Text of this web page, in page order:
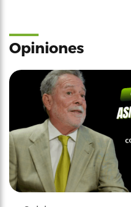
Opiniones